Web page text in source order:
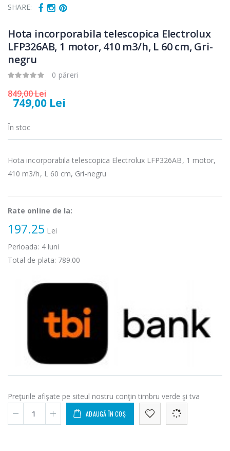
SHARE:
Hota incorporabila telescopica Electrolux
LFP326AB, 1 motor, 410 m3/h, L 60 cm, Gri-
negru
0 păreri
849,00 Lei
749,00 Lei
În stoc
Hota incorporabila telescopica Electrolux LFP326AB, 1 motor,
410 m3/h, L 60 cm, Gri-negru
Rate online de la:
197.25 Lei
Perioada: 4luni
Total de plata: 789.00
Preţurile afişate pe siteul nostru conţin timbru verde şi tva
ADAUGĂ ÎN COȘ
electric cu filtru
89,00 Lei
-21%
Masina de tocat
NobeLTek ...
Heinner ...
199,00 Lei
Heinner ...